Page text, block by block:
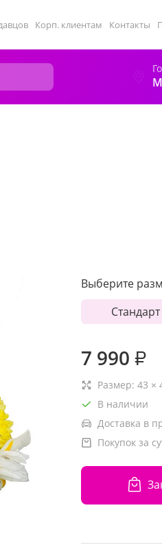
Корп. клиентам Контакты
Выберите
Стандарт
7 990 ₽
Размер: 43 ×
В наличии
Доставка в
Покупок за